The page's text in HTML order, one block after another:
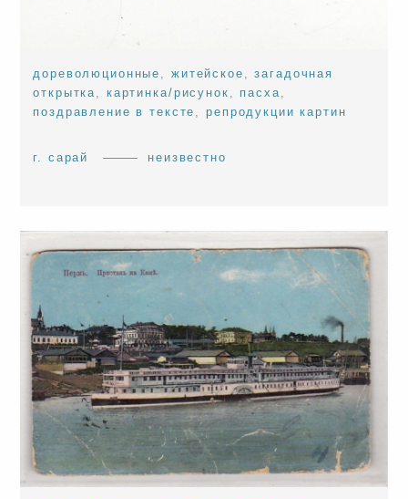
дореволюционные , житейское ,загадочная
открытка, картинка/рисунок , пасха,
поздравление в тексте ,репродукции картин
г. сарай неизвестно